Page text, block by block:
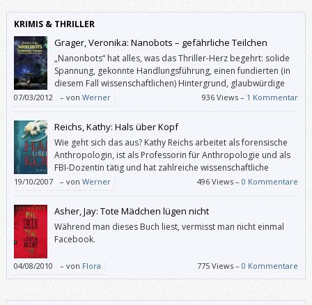
KRIMIS & THRILLER
Grager, Veronika: Nanobots – gefährliche Teilchen
„Nanonbots“ hat alles, was das Thriller-Herz begehrt: solide
Spannung, gekonnte Handlungsführung, einen fundierten (in
diesem Fall wissenschaftlichen) Hintergrund, glaubwürdige
,Böse‘, beherzte ErmittlerInnen. Und bei aller Fiktion geht das
menschliche Maß nicht verloren.
07/03/2012 – von Werner 936 Views – 1 Kommentar
Reichs, Kathy: Hals über Kopf
Wie geht sich das aus? Kathy Reichs arbeitet als forensische
Anthropologin, ist als Professorin für Anthropologie und als
FBI-Dozentin tätig und hat zahlreiche wissenschaftliche
Schriften veröffentlicht. (Einen Ehemann und drei Kinder “hat”
sie auch noch.) – Wie schafft man da zusätzlich noch ca. einen Roman
pro Jahr?
19/10/2007 – von Werner 496 Views –0 Kommentare
Asher, Jay: Tote Mädchen lügen nicht
Während man dieses Buch liest, vermisst man nicht einmal
Facebook.
04/08/2010 – von Flora 775 Views –0 Kommentare